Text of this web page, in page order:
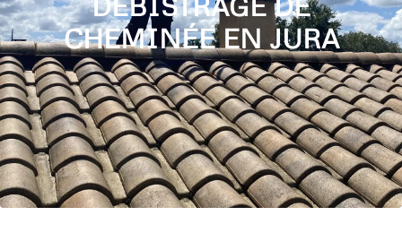
CHEMINÉE EN JURA